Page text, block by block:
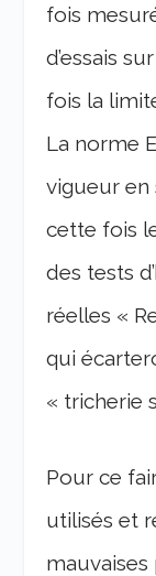
fois
d’essais
fois la
La norme
vigueur en
cette fois
des tests
réelles «
qui
« tricherie
Pour ce
utilisés et